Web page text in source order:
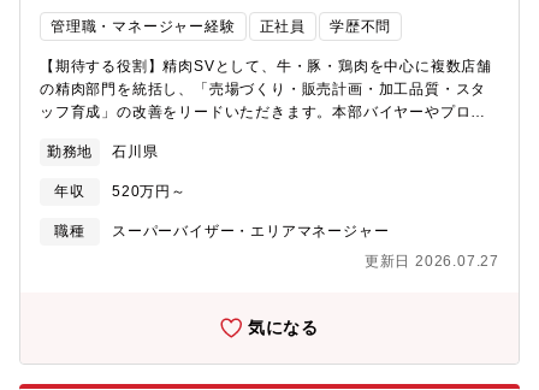
管理職・マネージャー経験 正社員 学歴不問
【期待する役割】精肉SVとして、牛・豚・鶏肉を中心に複数店舗
の精肉部門を統括し、「売場づくり・販売計画・加工品質・スタ
ッフ育成」の改善をリードいただきます。本部バイヤーやプロセ
ジションです。精肉事業強化のフェーズにある当社において、店
舗運営の最適化と商品力向上を通じて事業拡大に貢献いただく役
割を担います。【職務内容】■複数店舗の精肉部門運営・売場改善
■商品・販売計画の実行支援■品質・加工技術の標準化と指導■スタ
共有【当社の魅力】■事業拡大期のため様々な職務とポストがござ
きやすさとやりがい、その両立を実現できる働き方をご用意。3つ
の総合職区分から自分に最適な働き方を選択できます。総合職区
分は毎年変更の申請が可能なためその時々のライフスタイルに合
った働き方が可能。
勤務地 石川県
年収 520万円～
職種
スーパーバイザー・エリアマネージャー
更新日 2026.07.27
気になる